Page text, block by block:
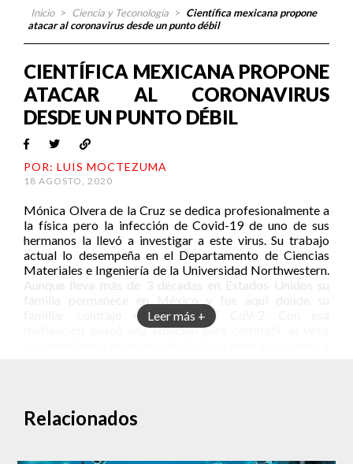
Inicio > Ciencia y Teconología > Científica mexicana propone
atacar al coronavirus desde un punto débil
Leer más +
CIENTÍFICA MEXICANA PROPONE
ATACAR AL CORONAVIRUS
DESDE UN PUNTO DÉBIL
POR: LUIS MOCTEZUMA
18 AGOSTO, 2020
Mónica Olvera de la Cruz se dedica profesionalmente a
la física pero la infección de Covid-19 de uno de sus
hermanos la llevó a investigar a este virus. Su trabajo
actual lo desempeña en el Departamento de Ciencias
Materiales e Ingeniería de la Universidad Northwestern.
Aunque lleva más de 3 décadas en Estados Unidos su
familiar contrajo el virus SARS CoV-2. Con esa
motivación buscó una solución para combatir al virus
Mientras distintos equipos de investigación alrededor
del mundo buscan fabricar vacunas, anticuerpos o
Olvera de la Cruz consiste en evitar el contacto con las
Relacionados